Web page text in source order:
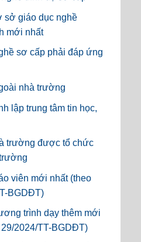
sở giáo dục nghề
mới nhất
sơ cấp phải đáp ứng
nhà trường
lập trung tâm tin học,
trường được tổ chức
viên mới nhất (theo
BGDĐT)
trình dạy thêm mới
2024/TT-BGDĐT)